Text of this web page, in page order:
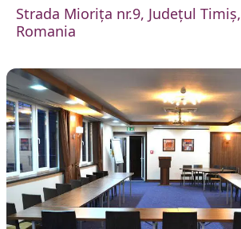
Strada Miorița nr.9, Județul Timiș,
Romania